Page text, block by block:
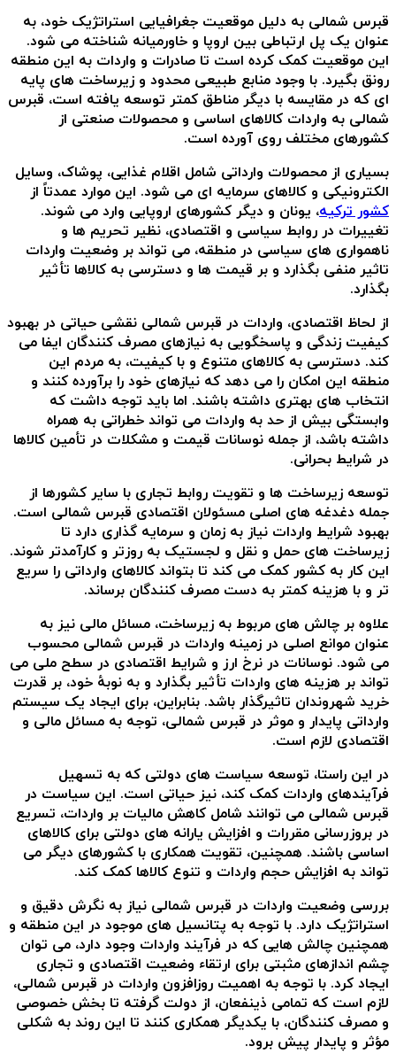
قبرس شمالی به دلیل موقعیت جغرافیایی استراتژیک خود، به
عنوان یک پل ارتباطی بین اروپا و خاورمیانه شناخته می شود.
این موقعیت کمک کرده است تا صادرات و واردات به این منطقه
رونق بگیرد. با وجود منابع طبیعی محدود و زیرساخت های پایه
ای که در مقایسه با دیگر مناطق کمتر توسعه یافته است، قبرس
شمالی به واردات کالاهای اساسی و محصولات صنعتی از
کشورهای مختلف روی آورده است.
بسیاری از محصولات وارداتی شامل اقلام غذایی، پوشاک، وسایل
الکترونیکی و کالاهای سرمایه ای می شود. این موارد عمدتاً از
کشور ترکیه، یونان و دیگر کشورهای اروپایی وارد می شوند.
تغییرات در روابط سیاسی و اقتصادی، نظیر تحریم ها و
ناهمواری های سیاسی در منطقه، می تواند بر وضعیت واردات
تاثیر منفی بگذارد و بر قیمت ها و دسترسی به کالاها تأثير
بگذارد.
از لحاظ اقتصادی، واردات در قبرس شمالی نقشی حیاتی در بهبود
کیفیت زندگی و پاسخگویی به نیازهای مصرف کنندگان ایفا می
کند. دسترسی به کالاهای متنوع و با کیفیت، به مردم این
منطقه این امکان را می دهد که نیازهای خود را برآورده کنند و
انتخاب های بهتری داشته باشند. اما باید توجه داشت که
وابستگی بیش از حد به واردات می تواند خطراتی به همراه
داشته باشد، از جمله نوسانات قیمت و مشکلات در تأمین کالاها
در شرایط بحرانی.
توسعه زیرساخت ها و تقویت روابط تجاری با سایر کشورها از
جمله دغدغه های اصلی مسئولان اقتصادی قبرس شمالی است.
بهبود شرایط واردات نیاز به زمان و سرمایه گذاری دارد تا
زیرساخت های حمل و نقل و لجستیک به روزتر و کارآمدتر شوند.
این کار به کشور کمک می کند تا بتواند کالاهای وارداتی را سریع
تر و با هزینه کمتر به دست مصرف کنندگان برساند.
علاوه بر چالش های مربوط به زیرساخت، مسائل مالی نیز به
عنوان موانع اصلی در زمینه واردات در قبرس شمالی محسوب
می شود. نوسانات در نرخ ارز و شرایط اقتصادی در سطح ملی می
تواند بر هزینه های واردات تأثیر بگذارد و به نوبهٔ خود، بر قدرت
خرید شهروندان تاثیرگذار باشد. بنابراین، برای ایجاد یک سیستم
وارداتی پایدار و موثر در قبرس شمالی، توجه به مسائل مالی و
اقتصادی لازم است.
در این راستا، توسعه سیاست های دولتی که به تسهیل
فرآیندهای واردات کمک کند، نیز حیاتی است. این سیاست در
قبرس شمالی می توانند شامل کاهش مالیات بر واردات، تسریع
در بروزرسانی مقررات و افزایش یارانه های دولتی برای کالاهای
اساسی باشند. همچنین، تقویت همکاری با کشورهای دیگر می
تواند به افزایش حجم واردات و تنوع کالاها کمک کند.
بررسی وضعیت واردات در قبرس شمالی نیاز به نگرش دقیق و
استراتژیک دارد. با توجه به پتانسیل های موجود در این منطقه و
همچنین چالش هایی که در فرآیند واردات وجود دارد، می توان
چشم اندازهای مثبتی برای ارتقاء وضعیت اقتصادی و تجاری
ایجاد کرد. با توجه به اهمیت روزافزون واردات در قبرس شمالی،
لازم است که تمامی ذینفعان، از دولت گرفته تا بخش خصوصی
و مصرف کنندگان، با یکدیگر همکاری کنند تا این روند به شکلی
مؤثر و پایدار پیش برود.